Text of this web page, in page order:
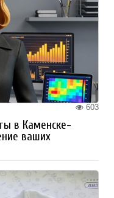
603
в Каменске-
ваших